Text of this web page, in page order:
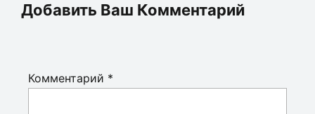
Добавить Ваш Комментарий
Комментарий *